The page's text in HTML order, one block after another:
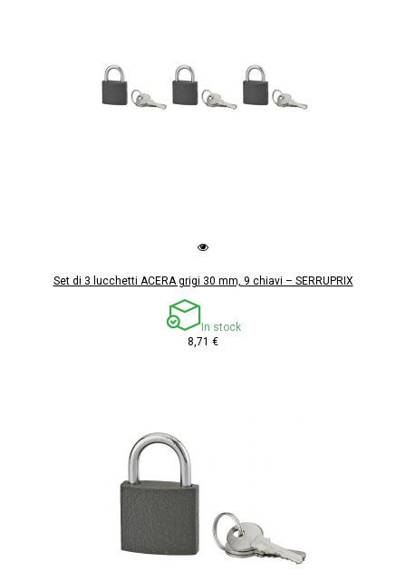
Set di 3 lucchetti ACERA grigi 30 mm, 9 chiavi – SERRUPRIX
In stock
8,71 €